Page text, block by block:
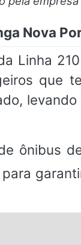
Nova
Linha
que
ônibus